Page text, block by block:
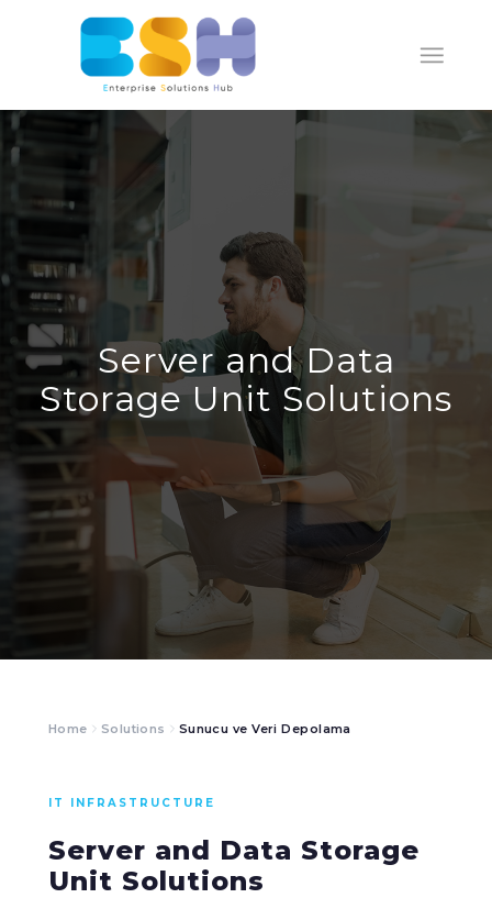
Server and Data
Storage Unit Solutions
Home Solutions Sunucu ve Veri Depolama
IT INFRASTRUCTURE
Server and Data Storage
Unit Solutions